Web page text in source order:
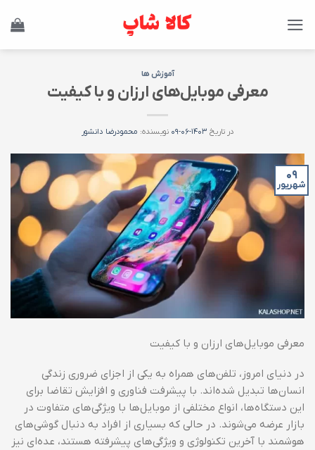
آموزش ها
معرفی موبایل‌های ارزان و با کیفیت
در تاریخ ۱۴۰۳-۰۶-۰۹ نویسنده: محمودرضا دانشور
۰۹
شهریور
معرفی موبایل‌های ارزان و با کیفیت
در دنیای امروز، تلفن‌های همراه به یکی از اجزای ضروری زندگی
انسان‌ها تبدیل شده‌اند. با پیشرفت فناوری و افزایش تقاضا برای
این دستگاه‌ها، انواع مختلفی از موبایل‌ها با ویژگی‌های متفاوت در
بازار عرضه می‌شوند. در حالی که بسیاری از افراد به دنبال گوشی‌های
هوشمند با آخرین تکنولوژی و ویژگی‌های پیشرفته هستند، عده‌ای نیز